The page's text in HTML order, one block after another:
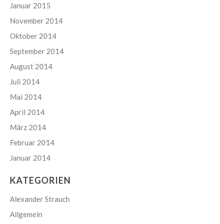
Januar 2015
November 2014
Oktober 2014
September 2014
August 2014
Juli 2014
Mai 2014
April 2014
März 2014
Februar 2014
Januar 2014
KATEGORIEN
Alexander Strauch
Allgemein